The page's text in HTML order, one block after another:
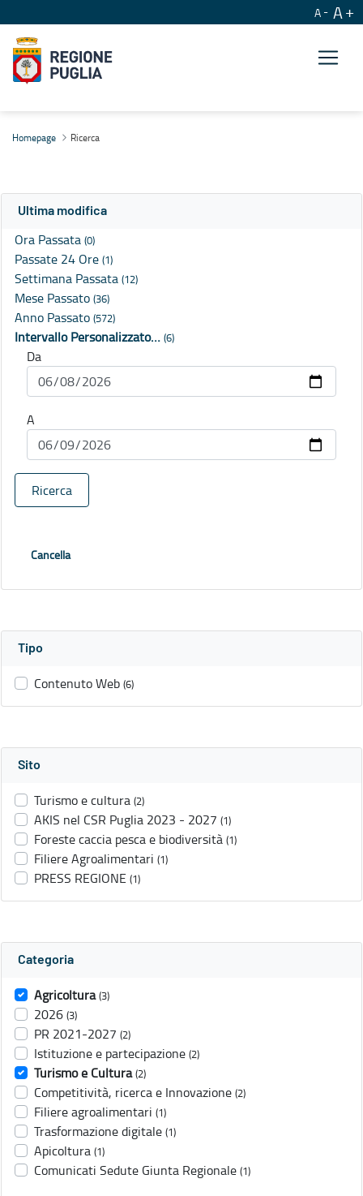
A A
Homepage Ricerca
Ultima modifica
Ora Passata (0)
Passate 24 Ore (1)
Settimana Passata (12)
Mese Passato (36)
Anno Passato (572)
Intervallo Personalizzato… (6)
Da
A
Ricerca
Cancella
Tipo
Contenuto Web (6)
Sito
Turismo e cultura (2)
AKIS nel CSR Puglia 2023 - 2027 (1)
Foreste caccia pesca e biodiversità (1)
Filiere Agroalimentari (1)
PRESS REGIONE (1)
Categoria
Agricoltura (3)
2026 (3)
PR 2021-2027 (2)
Istituzione e partecipazione (2)
Turismo e Cultura (2)
Competitività, ricerca e Innovazione (2)
Filiere agroalimentari (1)
Trasformazione digitale (1)
Apicoltura (1)
Comunicati Sedute Giunta Regionale (1)